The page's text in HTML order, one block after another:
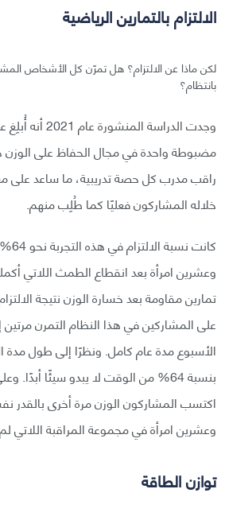
الالتزام بالتمارين الرياضية
لكن ماذا عن الالتزام؟ هل تمرّن كل الأشخاص
بانتظام؟
وجدت الدراسة
مضبوطة واحدة في مجال الحفاظ على الوزن
راقب مدرب كل حصة تدريبية، ما ساعد على
خلاله المشاركون فعليًا كما طُلِب منهم.
وعشرين امرأة بعد انقطاع الطمث اللاتي
تمارين مقاومة بعد خسارة الوزن نتيجة
على المشاركين في هذا النظام التمرن
الأسبوع مدة عام كامل. ونظرًا إلى طول مدة
بنسبة 64% من الوقت لا يبدو سيئًا
اكتسب المشاركون الوزن مرة أخرى بالقدر
وعشرين امرأة في مجموعة المراقبة اللاتي لم
توازن الطاقة